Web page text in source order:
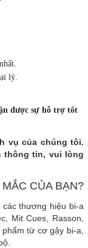
lý.
được sự hỗ trợ tốt
vụ của chúng tôi.
thông tin, vui lòng
CỦA BẠN?
các thương hiệu bi-a
Mit Cues, Rasson,
từ cơ gậy bi-a,